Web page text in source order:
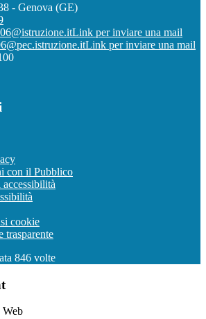
- Genova (GE)
Link per inviare una mail
Link per inviare una mail
con il Pubblico
cookie
trasparente
846 volte